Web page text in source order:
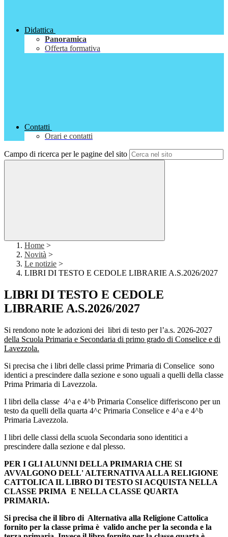
Didattica
Panoramica
Offerta formativa
Contatti
Orari e contatti
Campo di ricerca per le pagine del sito
Home >
Novità >
Le notizie >
LIBRI DI TESTO E CEDOLE LIBRARIE A.S.2026/2027
LIBRI DI TESTO E CEDOLE
LIBRARIE A.S.2026/2027
Si rendono note le adozioni dei libri di testo per l’a.s. 2026-2027
della Scuola Primaria e Secondaria di primo grado di Conselice e di
Lavezzola.
Si precisa che i libri delle classi prime Primaria di Conselice sono
identici a prescindere dalla sezione e sono uguali a quelli della classe
Prima Primaria di Lavezzola.
I libri della classe 4^a e 4^b Primaria Conselice differiscono per un
testo da quelli della quarta 4^c Primaria Conselice e 4^a e 4^b
Primaria Lavezzola.
I libri delle classi della scuola Secondaria sono identitici a
prescindere dalla sezione e dal plesso.
PER I GLI ALUNNI DELLA PRIMARIA CHE SI
AVVALGONO DELL' ALTERNATIVA ALLA RELIGIONE
CATTOLICA IL LIBRO DI TESTO SI ACQUISTA NELLA
CLASSE PRIMA E NELLA CLASSE QUARTA
PRIMARIA.
Si precisa che il libro di Alternativa alla Religione Cattolica
fornito per la classe prima è valido anche per la seconda e la